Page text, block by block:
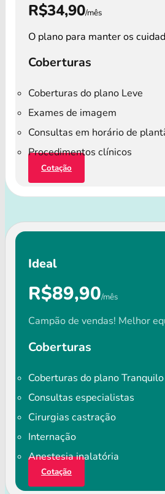
R$34,90/mês
O plano para manter os
Coberturas
Coberturas do plano Leve
Exames de imagem
Consultas em horário de
Procedimentos clínicos
Cotação
Ideal
R$89,90/mês
Campão de vendas! Melhor
Coberturas
Coberturas do plano Tranquilo
Consultas especialistas
Cirurgias castração
Internação
Anestesia inalatória
Cotação